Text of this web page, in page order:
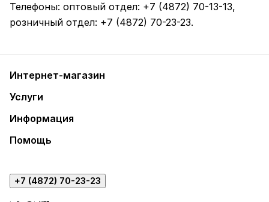
Телефоны: оптовый отдел: +7 (4872) 70-13-13,
розничный отдел: +7 (4872) 70-23-23.
Интернет-магазин
Услуги
Информация
Помощь
+7 (4872) 70-23-23